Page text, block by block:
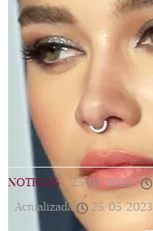
NOTICIAS 25/05/2023
Actualizada
25/05/2023